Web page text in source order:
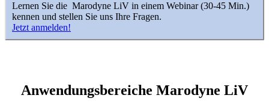
Lernen Sie die Marodyne LiV in einem Webinar (30-45 Min.)
kennen und stellen Sie uns Ihre Fragen.
Jetzt anmelden!
Anwendungsbereiche Marodyne LiV